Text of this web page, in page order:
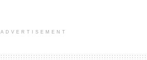
ADVERTISEMENT